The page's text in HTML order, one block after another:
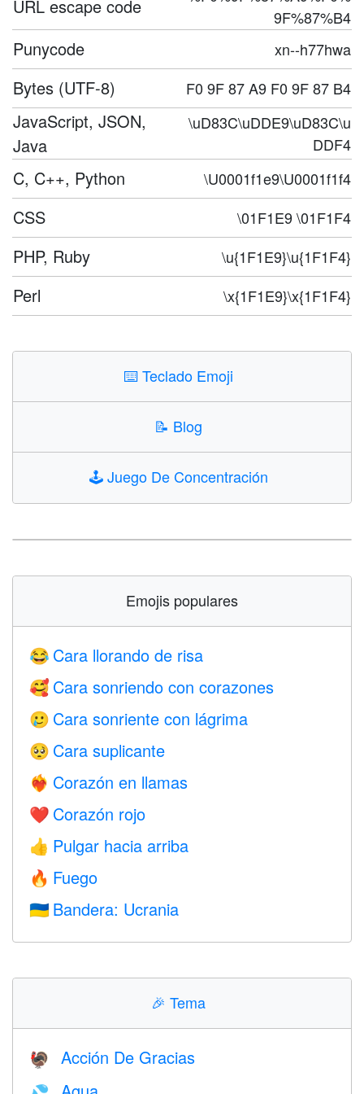
URL escape code
9F%87%B4
Punycode xn--h77hwa
Bytes (UTF-8) F0 9F 87 A9 F0 9F 87 B4
JavaScript, JSON,
Java
\uD83C\uDDE9\uD83C\u
DDF4
C, C++, Python \U0001f1e9\U0001f1f4
CSS \01F1E9 \01F1F4
PHP, Ruby \u{1F1E9}\u{1F1F4}
Perl \x{1F1E9}\x{1F1F4}
⌨️Teclado Emoji
📝 Blog
🕹️Juego De Concentración
Emojis populares
😂 Cara llorando de risa
🥰 Cara sonriendo con corazones
🥲 Cara sonriente con lágrima
🥺 Cara suplicante
❤️‍🔥 Corazón en llamas
❤️ Corazón rojo
👍 Pulgar hacia arriba
🔥 Fuego
🇺🇦 Bandera: Ucrania
🎉 Tema
🦃 Acción De Gracias